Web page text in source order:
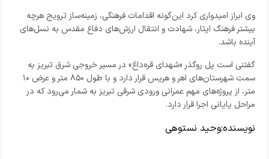
وی ابراز امیدواری کرد این‌گونه اقدامات فرهنگی، زمینه‌ساز ترویج هرچه
بیشتر فرهنگ ایثار، شهادت و انتقال ارزش‌های دفاع مقدس به نسل‌های
آینده باشد.
گفتنی است پل روگذر «شهدای قره‌داغ» در مسیر خروجی شرق تبریز به
سمت شهرستان‌های اهر و هریس قرار دارد و با طول ۸۵۰ متر و عرض ۱۰
متر، از پروژه‌های مهم عمرانی ورودی شرقی تبریز به شمار می‌رود که در
مراحل پایانی اجرا قرار دارد.
نویسنده:وحید نستوهی